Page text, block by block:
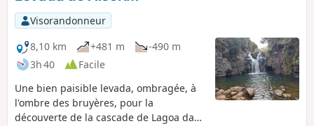
Visorandonneur
8,10 km
+481 m
-490 m
3h 40
Facile
Une bien paisible levada, ombragée, à
l'ombre des bruyères, pour la
découverte de la cascade de Lagoa da